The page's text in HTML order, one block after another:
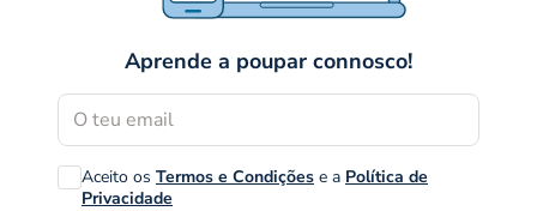
Aprende a poupar connosco!
Aceito os Termos e Condições e a Política de
Privacidade